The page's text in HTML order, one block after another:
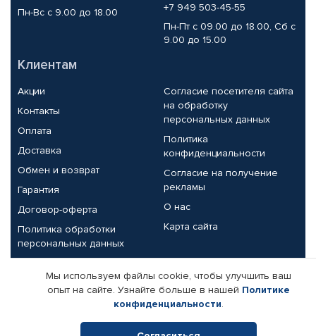
Пн-Вс с 9.00 до 18.00
+7 949 503-45-55
Пн-Пт с 09.00 до 18.00, Сб с
9.00 до 15.00
Клиентам
Акции
Контакты
Оплата
Доставка
Обмен и возврат
Гарантия
Договор-оферта
Политика обработки
персональных данных
Согласие посетителя сайта
на обработку
персональных данных
Политика
конфиденциальности
Согласие на получение
рекламы
О нас
Карта сайта
Партнерам
Корпоративным клиентам
Поставщикам
Реквизиты компании
Мы используем файлы cookie, чтобы улучшить ваш
опыт на сайте. Узнайте больше в нашей Политике
конфиденциальности.